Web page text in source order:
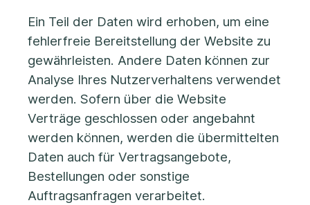
Ein Teil der Daten wird erhoben, um eine
fehlerfreie Bereitstellung der Website zu
gewährleisten. Andere Daten können zur
Analyse Ihres Nutzerverhaltens verwendet
werden. Sofern über die Website
Verträge geschlossen oder angebahnt
werden können, werden die übermittelten
Daten auch für Vertragsangebote,
Bestellungen oder sonstige
Auftragsanfragen verarbeitet.